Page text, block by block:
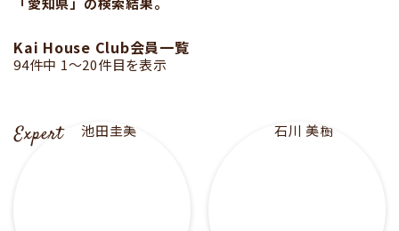
Kai House Club会員一覧
94件中 1〜20件目を表示